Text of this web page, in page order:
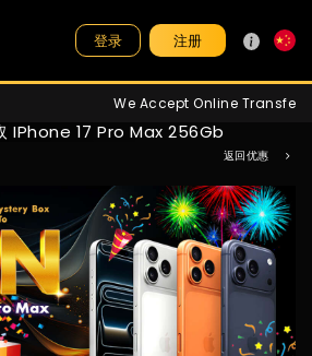
登录 注册
We Accept Online Transfer /
IPhone 17 Pro Max 256Gb
返回优惠